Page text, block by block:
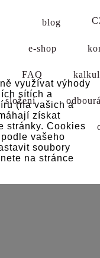
využívat výhody
sítích a
(na vašich a
získat
stránky. Cookies
vašeho
soubory
na stránce
blog
e-shop
FAQ
složení